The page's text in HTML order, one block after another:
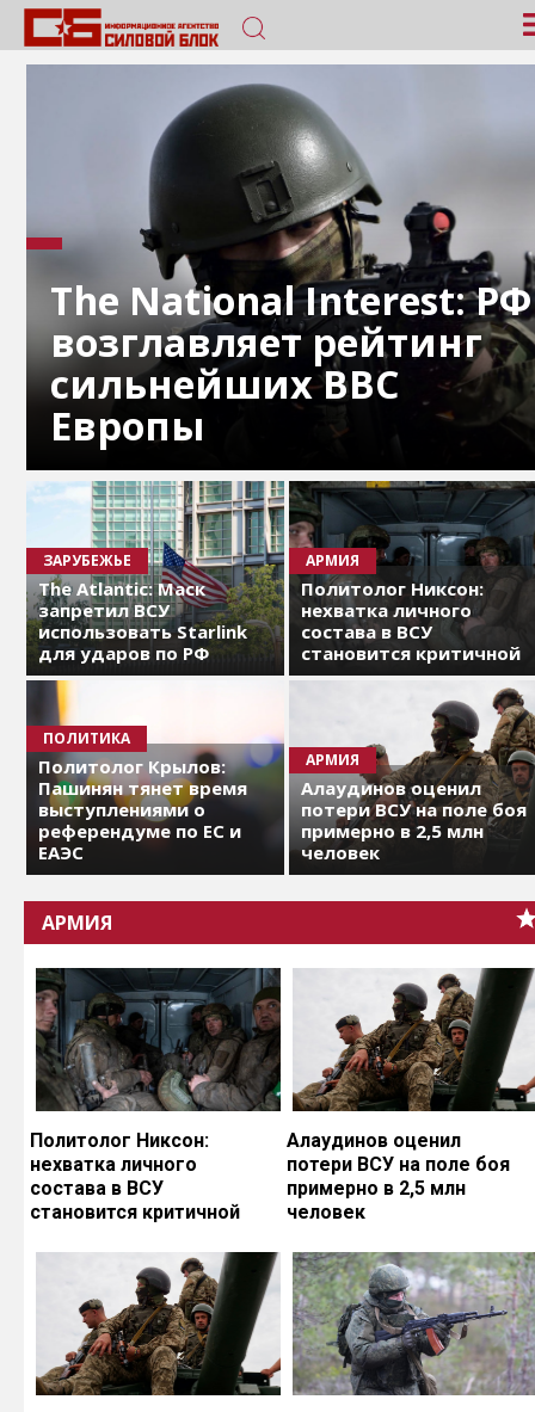
The National Interest: РФ
возглавляет рейтинг
сильнейших ВВС
Европы
ЗАРУБЕЖЬЕ
The Atlantic: Маск
запретил ВСУ
использовать Starlink
для ударов по РФ
АРМИЯ
Политолог Никсон:
нехватка личного
состава в ВСУ
становится критичной
ПОЛИТИКА
Политолог Крылов:
Пашинян тянет время
выступлениями о
референдуме по ЕС и
ЕАЭС
АРМИЯ
Алаудинов оценил
потери ВСУ на поле боя
примерно в 2,5 млн
человек
АРМИЯ
Политолог Никсон:
нехватка личного
состава в ВСУ
становится критичной
Алаудинов оценил
потери ВСУ на поле боя
примерно в 2,5 млн
человек